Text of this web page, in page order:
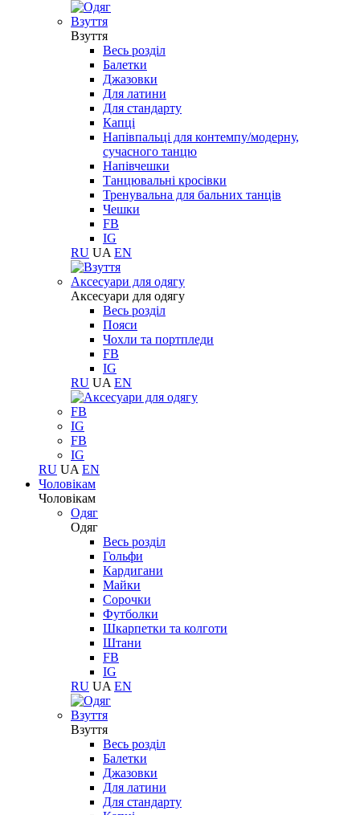
Взуття
Взуття
Весь розділ
Балетки
Джазовки
Для латини
Для стандарту
Капці
Напівпальці для контемпу/модерну,
сучасного танцю
Напівчешки
Танцювальні кросівки
Тренувальна для бальних танців
Чешки
FB
IG
RU UA EN
Aксесуари для одягу
Aксесуари для одягу
Весь розділ
Пояси
Чохли та портпледи
FB
IG
RU UA EN
FB
IG
FB
IG
RU UA EN
Чоловікам
Чоловікам
Одяг
Одяг
Весь розділ
Гольфи
Кардигани
Майки
Сорочки
Футболки
Шкарпетки та колготи
Штани
FB
IG
RU UA EN
Взуття
Взуття
Весь розділ
Балетки
Джазовки
Для латини
Для стандарту